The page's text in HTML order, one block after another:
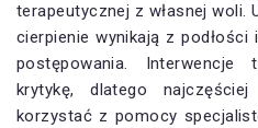
terapeutycznej z własnej woli.
cierpienie wynikają z podłości
postępowania. Interwencje
krytykę, dlatego
korzystać z pomocy